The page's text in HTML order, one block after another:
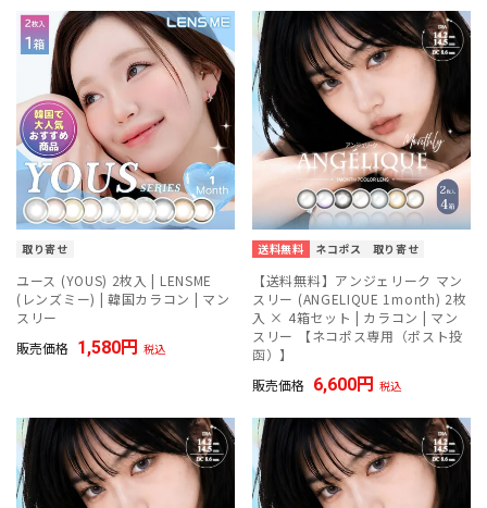
取り寄せ
ユース (YOUS) 2枚入 | LENSME
(レンズミー) | 韓国カラコン | マン
スリー
販売価格 1,580 税込
送料無料 ネコポス 取り寄せ
【送料無料】アンジェリーク マン
スリー (ANGELIQUE 1month) 2枚
入 × 4箱セット | カラコン | マン
スリー 【ネコポス専用（ポスト投
函）】
販売価格 6,600 税込